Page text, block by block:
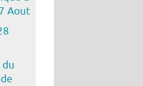
Aout
du